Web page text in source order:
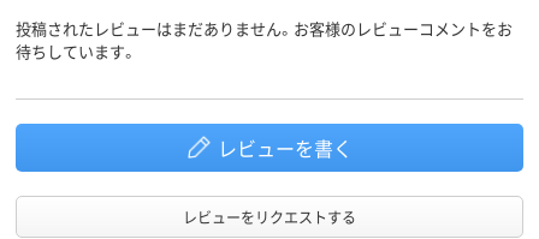
投稿されたレビューはまだありません。お客様のレビューコメントをお
待ちしています。
レビューを書く
レビューをリクエストする